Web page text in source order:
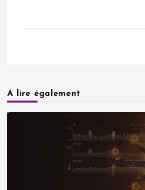
A lire également